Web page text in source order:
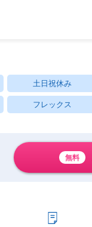
土日祝休み
フレックス
無料